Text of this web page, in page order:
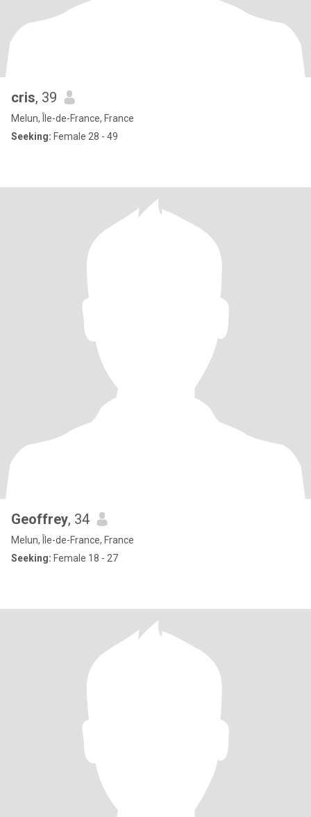
cris, 39
Melun, Île-de-France, France
Seeking: Female 28 - 49
Geoffrey, 34
Melun, Île-de-France, France
Seeking: Female 18 - 27